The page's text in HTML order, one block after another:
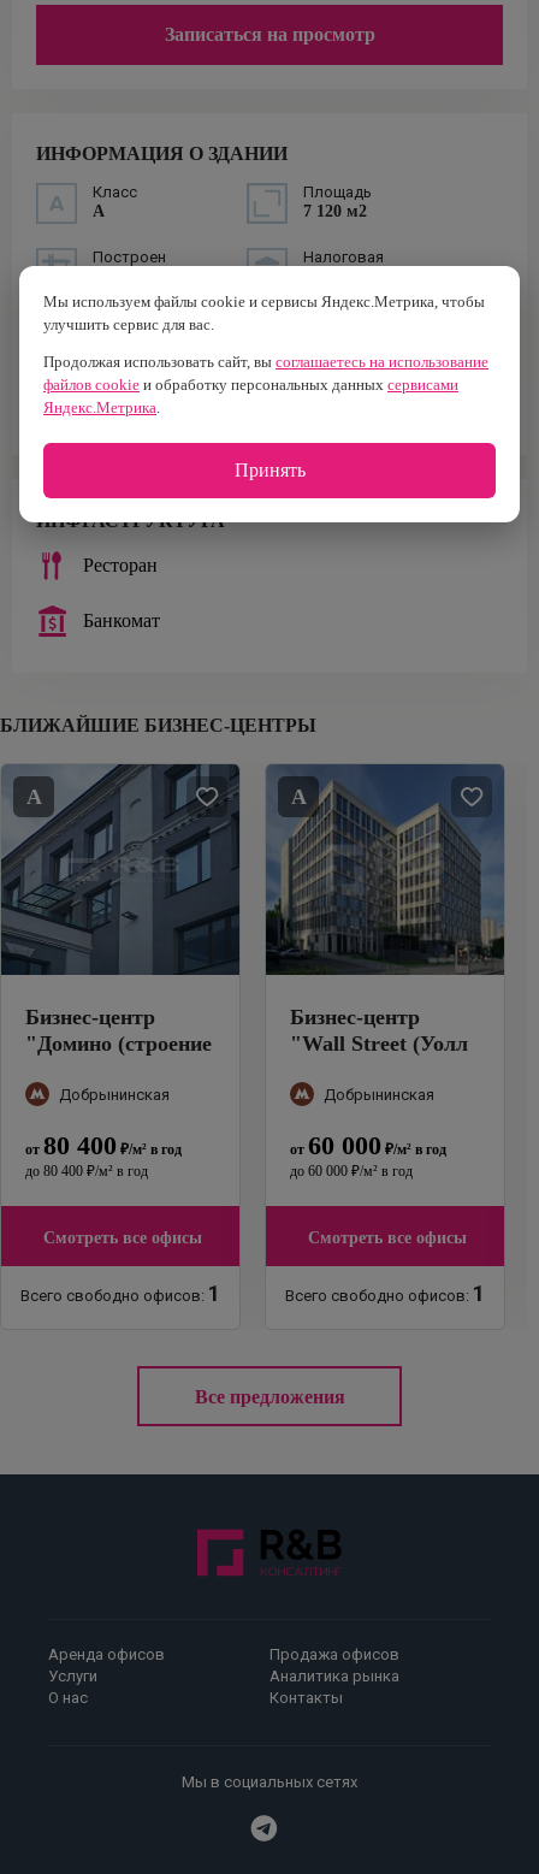
Записаться на просмотр
ИНФОРМАЦИЯ О ЗДАНИИ
Класс
A
Площадь
7 120 м2
Построен
Налоговая
Тип здания
Площадь офисов
6 183 м²
ИНФРАСТРУКТУРА
Ресторан
Банкомат
БЛИЖАЙШИЕ БИЗНЕС-ЦЕНТРЫ
A
Бизнес-центр
"Домино (строение
Добрынинская
от 80 400 ₽/м² в год
до 80 400 ₽/м² в год
Смотреть все офисы
Всего свободно офисов: 1
A
Бизнес-центр
"Wall Street (Уолл
Добрынинская
от 60 000 ₽/м² в год
до 60 000 ₽/м² в год
Смотреть все офисы
Всего свободно офисов: 1
Все предложения
Аренда офисов
Продажа офисов
Услуги
Аналитика рынка
О нас
Контакты
Мы в социальных сетях
Мы используем файлы cookie и сервисы Яндекс.Метрика, чтобы
улучшить сервис для вас.
Продолжая использовать сайт, вы соглашаетесь на использование
файлов cookie и обработку персональных данных сервисами
Яндекс.Метрика
Принять